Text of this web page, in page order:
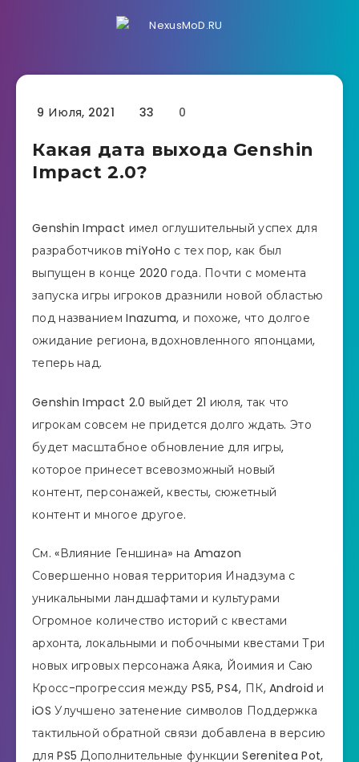
9 Июля, 2021 33 0
Какая дата выхода Genshin
Impact 2.0?
Genshin Impact имел оглушительный успех для
разработчиков miYoHo с тех пор, как был
выпущен в конце 2020 года. Почти с момента
запуска игры игроков дразнили новой областью
под названием Inazuma, и похоже, что долгое
ожидание региона, вдохновленного японцами,
теперь над.
Genshin Impact 2.0 выйдет 21 июля, так что
игрокам совсем не придется долго ждать. Это
будет масштабное обновление для игры,
которое принесет всевозможный новый
контент, персонажей, квесты, сюжетный
контент и многое другое.
См. «Влияние Геншина» на Amazon
Совершенно новая территория Инадзума с
уникальными ландшафтами и культурами
Огромное количество историй с квестами
архонта, локальными и побочными квестами Три
новых игровых персонажа Аяка, Йоимия и Саю
Кросс-прогрессия между PS5, PS4, ПК, Android и
iOS Улучшено затенение символов Поддержка
тактильной обратной связи добавлена ​​в версию
для PS5 Дополнительные функции Serenitea Pot,